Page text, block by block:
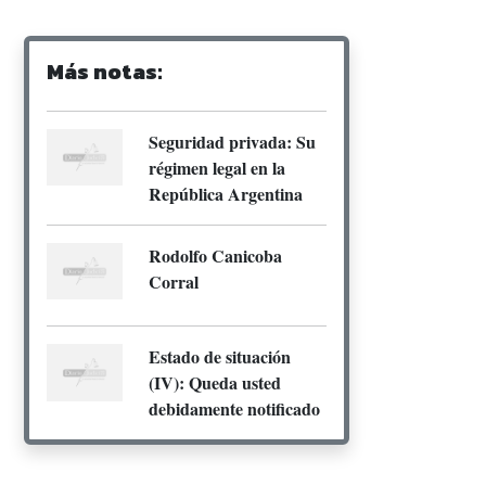
Más notas:
Seguridad privada: Su
régimen legal en la
República Argentina
Rodolfo Canicoba
Corral
Estado de situación
(IV): Queda usted
debidamente notificado